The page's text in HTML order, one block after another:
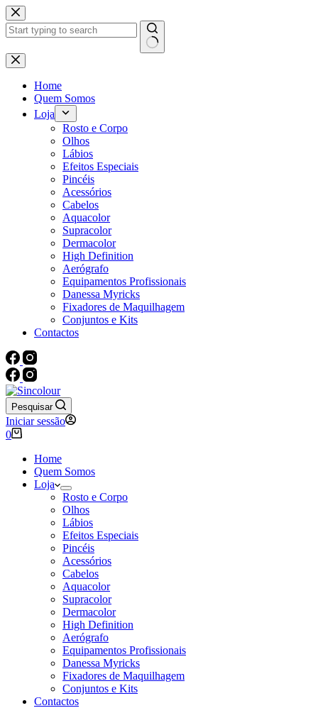
Pular
para
o
Sem
resultados
Home
Quem Somos
Loja
Rosto e Corpo
Olhos
Lábios
Efeitos Especiais
Pincéis
Acessórios
Cabelos
Aquacolor
Supracolor
Dermacolor
High Definition
Aerógrafo
Equipamentos Profissionais
Danessa Myricks
Fixadores de Maquilhagem
Conjuntos e Kits
Contactos
Pesquisar
Iniciar sessão
Carrinho
compras
0
Home
Quem Somos
Loja
Rosto e Corpo
Olhos
Lábios
Efeitos Especiais
Pincéis
Acessórios
Cabelos
Aquacolor
Supracolor
Dermacolor
High Definition
Aerógrafo
Equipamentos Profissionais
Danessa Myricks
Fixadores de Maquilhagem
Conjuntos e Kits
Contactos